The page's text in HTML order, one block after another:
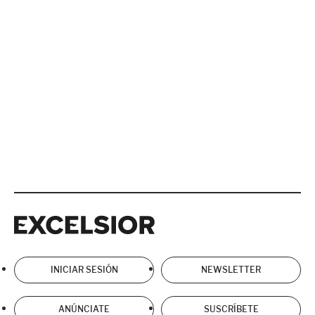
INICIAR SESIÓN NEWSLETTER
ANÚNCIATE SUSCRÍBETE